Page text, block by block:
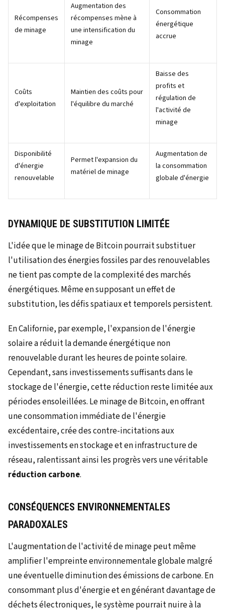
Récompenses
de minage
Augmentation des
récompenses mène à
une intensification du
minage
Consommation
énergétique
accrue
Coûts
d'exploitation
Maintien des coûts pour
l'équilibre du marché
Baisse des
profits et
régulation de
l'activité de
minage
Disponibilité
d'énergie
renouvelable
Permet l'expansion du
matériel de minage
Augmentation de
la consommation
globale d'énergie
DYNAMIQUE DE SUBSTITUTION LIMITÉE
L'idée que le minage de Bitcoin pourrait substituer
l'utilisation des énergies fossiles par des renouvelables
ne tient pas compte de la complexité des marchés
énergétiques. Même en supposant un effet de
substitution, les défis spatiaux et temporels persistent.
En Californie, par exemple, l'expansion de l'énergie
solaire a réduit la demande énergétique non
renouvelable durant les heures de pointe solaire.
Cependant, sans investissements suffisants dans le
stockage de l'énergie, cette réduction reste limitée aux
périodes ensoleillées. Le minage de Bitcoin, en offrant
une consommation immédiate de l'énergie
excédentaire, crée des contre-incitations aux
investissements en stockage et en infrastructure de
réseau, ralentissant ainsi les progrès vers une véritable
réduction carbone.
CONSÉQUENCES ENVIRONNEMENTALES
PARADOXALES
L'augmentation de l'activité de minage peut même
amplifier l'empreinte environnementale globale malgré
une éventuelle diminution des émissions de carbone. En
consommant plus d'énergie et en générant davantage de
déchets électroniques, le système pourrait nuire à la